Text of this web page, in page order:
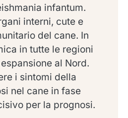
infantum.
interni, cute e
del cane. In
in tutte le regioni
al Nord.
i sintomi della
nel cane in fase
per la prognosi.